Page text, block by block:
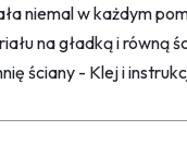
niemal w każdym
na gładką i równą
ściany - Klej i